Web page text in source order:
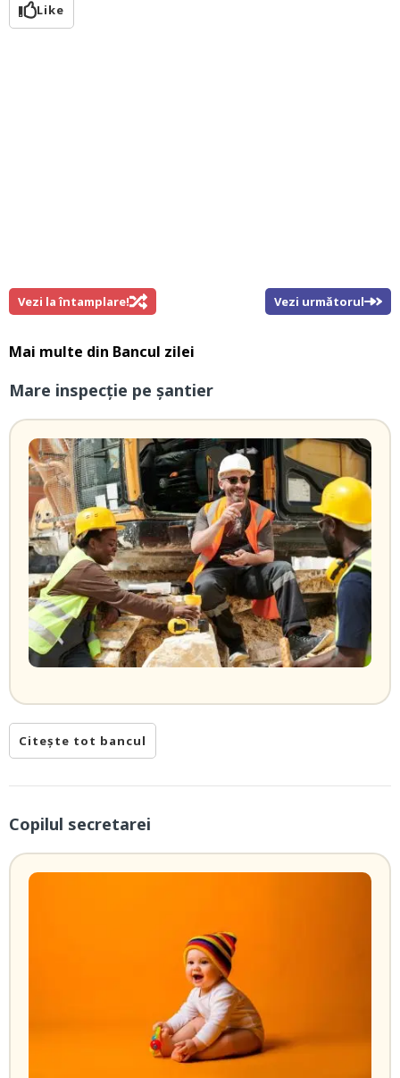
Like
Vezi la întamplare! Vezi următorul
Mai multe din Bancul zilei
Mare inspecție pe șantier
Citește tot bancul
Copilul secretarei